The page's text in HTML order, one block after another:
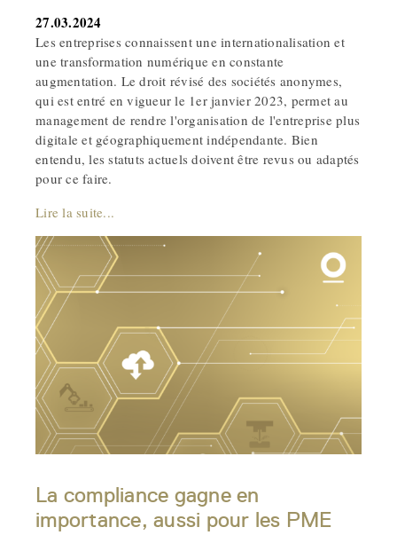
27.03.2024
Les entreprises connaissent une internationalisation et
une transformation numérique en constante
augmentation. Le droit révisé des sociétés anonymes,
qui est entré en vigueur le 1er janvier 2023, permet au
management de rendre l'organisation de l'entreprise plus
digitale et géographiquement indépendante. Bien
entendu, les statuts actuels doivent être revus ou adaptés
pour ce faire.
Lire la suite...
La compliance gagne en
importance, aussi pour les PME